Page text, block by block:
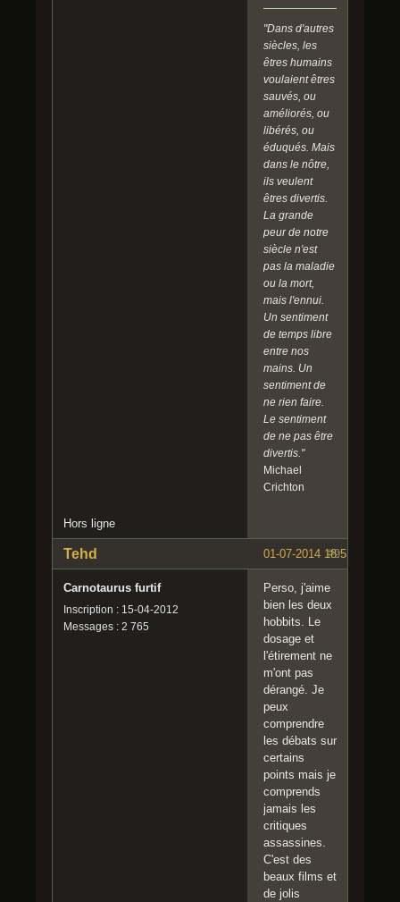
"Dans d'autres
siècles, les
êtres humains
voulaient êtres
sauvés, ou
améliorés, ou
libérés, ou
éduqués. Mais
dans le nôtre,
ils veulent
êtres divertis.
La grande
peur de notre
siècle n'est
pas la maladie
ou la mort,
mais l'ennui.
Un sentiment
de temps libre
entre nos
mains. Un
sentiment de
ne rien faire.
Le sentiment
de ne pas être
divertis."
Michael
Crichton
Hors ligne
#9
01-07-2014 18:53:33
Tehd
Carnotaurus furtif
Inscription : 15-04-2012
Messages : 2 765
Perso, j'aime
bien les deux
hobbits. Le
dosage et
l'étirement ne
m'ont pas
dérangé. Je
peux
comprendre
les débats sur
certains
points mais je
comprends
jamais les
critiques
assassines.
C'est des
beaux films et
de jolis